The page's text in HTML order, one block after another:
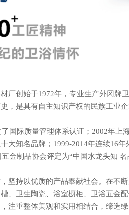
材厂创始于1972年，专业生产外冈牌
，是具有自主知识产权的民族工业
国际质量管理体系认证；2002年上
大知名品牌；1999-2014年连续16
金制品协会评定为“中国水龙头知 名
坚持以优质的产品奉献社会。在不
、卫生陶瓷、浴室橱柜、卫浴五金
注重整体美观和实用相结合，缔造